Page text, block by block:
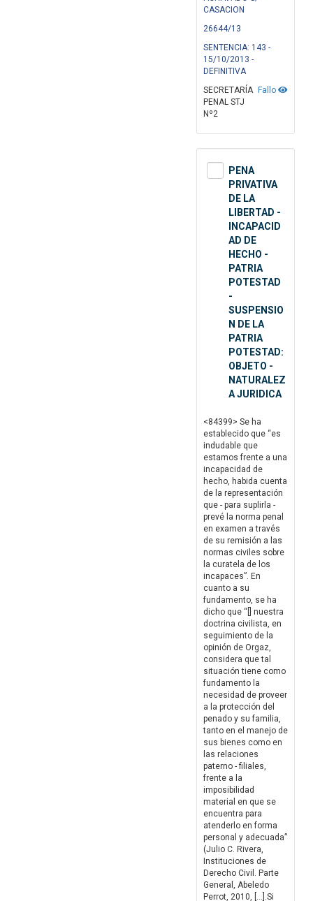
CASACION
26644/13
SENTENCIA: 143 -
15/10/2013 -
DEFINITIVA
Fallo
SECRETARÍA
PENAL STJ
Nº2
PENA
PRIVATIVA
DE LA
LIBERTAD -
INCAPACID
AD DE
HECHO -
PATRIA
POTESTAD
-
SUSPENSIO
N DE LA
PATRIA
POTESTAD:
OBJETO -
NATURALEZ
A JURIDICA
<84399> Se ha
establecido que “es
indudable que
estamos frente a una
incapacidad de
hecho, habida cuenta
de la representación
que - para suplirla -
prevé la norma penal
en examen a través
de su remisión a las
normas civiles sobre
la curatela de los
incapaces”. En
cuanto a su
fundamento, se ha
dicho que “[] nuestra
doctrina civilista, en
seguimiento de la
opinión de Orgaz,
considera que tal
situación tiene como
fundamento la
necesidad de proveer
a la protección del
penado y su familia,
tanto en el manejo de
sus bienes como en
las relaciones
paterno - filiales,
frente a la
imposibilidad
material en que se
encuentra para
atenderlo en forma
personal y adecuada”
(Julio C. Rivera,
Instituciones de
Derecho Civil. Parte
General, Abeledo
Perrot, 2010, […].Si